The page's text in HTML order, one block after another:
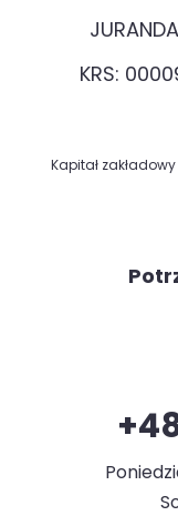
KRS:
Kapitał